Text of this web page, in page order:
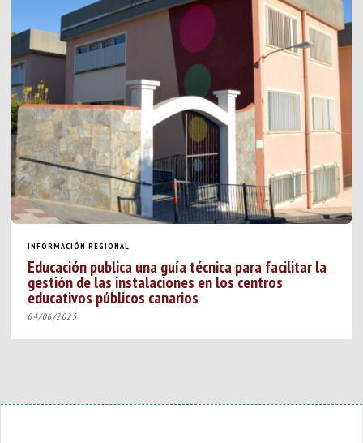
INFORMACIÓN REGIONAL
Educación publica una guía técnica para facilitar la
gestión de las instalaciones en los centros
educativos públicos canarios
04/06/2025